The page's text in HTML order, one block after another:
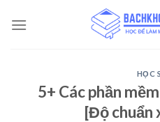
HỌC
5+ Các phần
[Độ chuẩn